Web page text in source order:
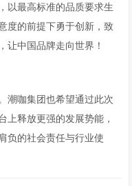
以最高标准的品质要求生
度的前提下勇于创新，致
让中国品牌走向世界！
潮咖集团也希望通过此次
上释放更强的发展势能，
负的社会责任与行业使